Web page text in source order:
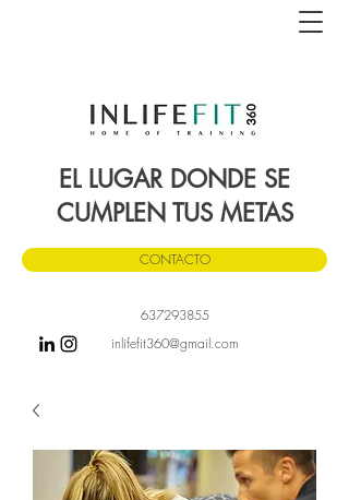
EL LUGAR DONDE SE
CUMPLEN TUS METAS
CONTACTO
637293855
inlifefit360@gmail.com